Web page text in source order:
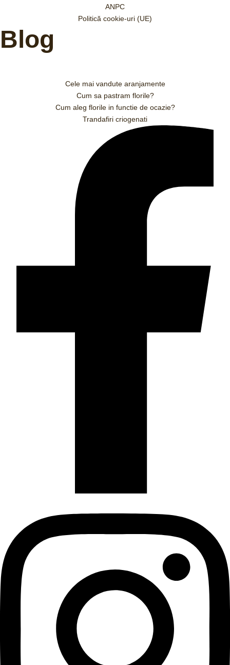
ANPC
Politică cookie-uri (UE)
Blog
Cele mai vandute aranjamente
Cum sa pastram florile?
Cum aleg florile in functie de ocazie?
Trandafiri criogenati